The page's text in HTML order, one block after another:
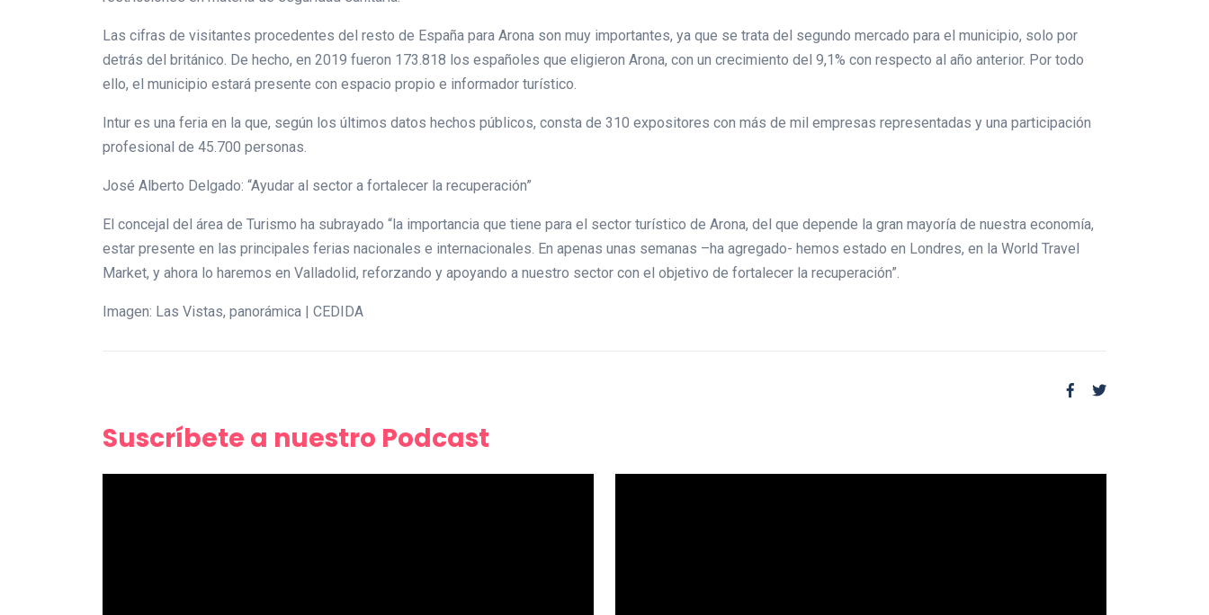
Las cifras de visitantes procedentes del resto de España para Arona son muy importantes, ya que se trata del segundo mercado para el municipio, solo por
detrás del británico. De hecho, en 2019 fueron 173.818 los españoles que eligieron Arona, con un crecimiento del 9,1% con respecto al año anterior. Por todo
ello, el municipio estará presente con espacio propio e informador turístico.
Intur es una feria en la que, según los últimos datos hechos públicos, consta de 310 expositores con más de mil empresas representadas y una participación
profesional de 45.700 personas.
José Alberto Delgado: “Ayudar al sector a fortalecer la recuperación”
El concejal del área de Turismo ha subrayado “la importancia que tiene para el sector turístico de Arona, del que depende la gran mayoría de nuestra economía,
estar presente en las principales ferias nacionales e internacionales. En apenas unas semanas –ha agregado- hemos estado en Londres, en la World Travel
Market, y ahora lo haremos en Valladolid, reforzando y apoyando a nuestro sector con el objetivo de fortalecer la recuperación”.
Imagen: Las Vistas, panorámica | CEDIDA
Suscríbete a nuestro Podcast